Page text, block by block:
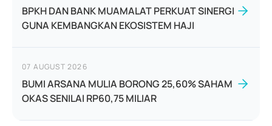
BPKH DAN BANK MUAMALAT PERKUAT SINERGI
GUNA KEMBANGKAN EKOSISTEM HAJI
07 AUGUST 2026
BUMI ARSANA MULIA BORONG 25,60% SAHAM
OKAS SENILAI RP60,75 MILIAR